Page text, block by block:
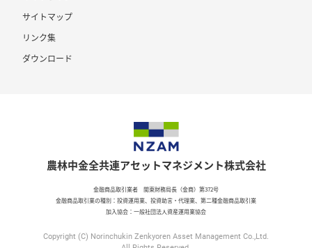
サイトマップ
リンク集
ダウンロード
農林中金全共連アセットマネジメント株式会社
金融商品取引業者 関東財務局長（金商）第372号
金融商品取引業の種別：投資運用業、投資助言・代理業、第二種金融商品取引業
加入協会：一般社団法人資産運用業協会
Copyright (C) Norinchukin Zenkyoren Asset Management Co.,Ltd.